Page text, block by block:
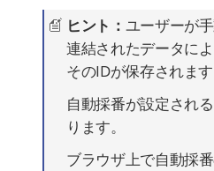
ヒント： ユーザーが
連結されたデータに
そのIDが保存されます
自動採番が設定され
ります。
ブラウザ上で自動採